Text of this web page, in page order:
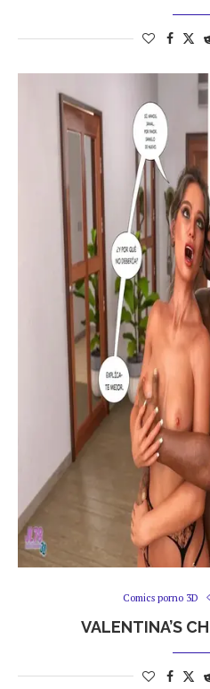
Comics porno 3D
VALENTINA’S